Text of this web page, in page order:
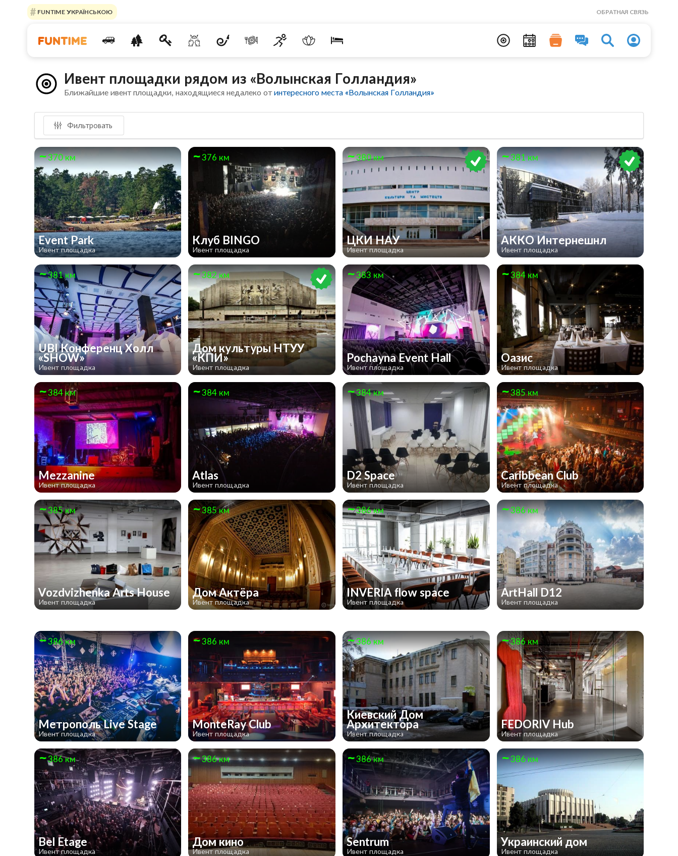
FUNTIME УКРАЇНСЬКОЮ ОБРАТНАЯ СВЯЗЬ
Ивент площадки рядом из «Волынская Голландия»
Ближайшие ивент площадки, находящиеся недалеко отинтересного места «Волынская Голландия»
Фильтровать
370 км
Event Park
Ивент площадка
376 км
Клуб BINGO
Ивент площадка
380 км
ЦКИ НАУ
Ивент площадка
381 км
АККО Интернешнл
Ивент площадка
381 км
UBI Конференц Холл
«SHOW»
Ивент площадка
382 км
Дом культуры НТУУ
«КПИ»
Ивент площадка
383 км
Pochayna Event Hall
Ивент площадка
384 км
Оазис
Ивент площадка
384 км
Mezzanine
Ивент площадка
384 км
Atlas
Ивент площадка
384 км
D2 Space
Ивент площадка
385 км
Caribbean Club
Ивент площадка
385 км
Vozdvizhenka Arts House
Ивент площадка
385 км
Дом Актёра
Ивент площадка
386 км
INVERIA flow space
Ивент площадка
386 км
ArtHall D12
Ивент площадка
386 км
Метрополь Live Stage
Ивент площадка
386 км
MonteRay Club
Ивент площадка
386 км
Киевский Дом
Архитектора
Ивент площадка
386 км
FEDORIV Hub
Ивент площадка
386 км
Bel Etage
Ивент площадка
386 км
Дом кино
Ивент площадка
386 км
Sentrum
Ивент площадка
386 км
Украинский дом
Ивент площадка